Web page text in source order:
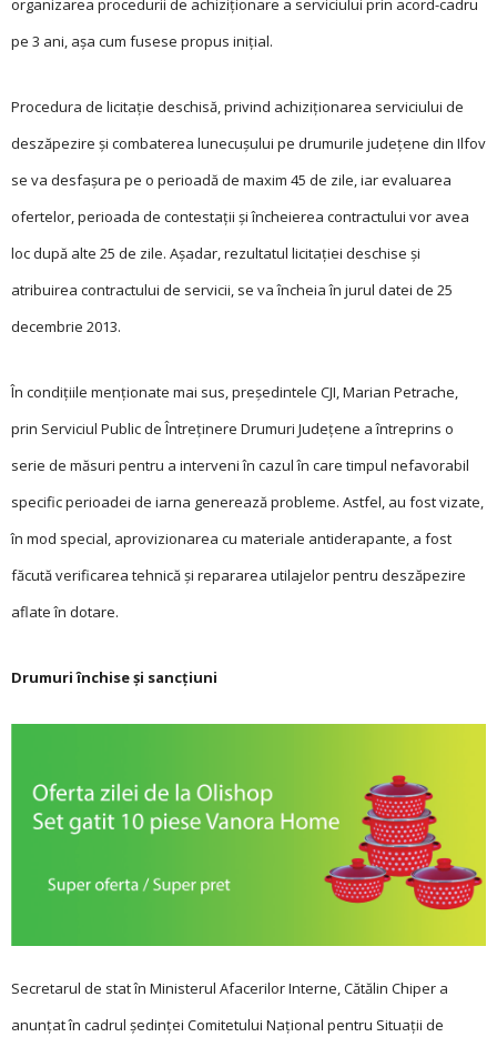
organizarea procedurii de achiziționare a serviciului prin acord-cadru
pe 3 ani, așa cum fusese propus inițial.
Procedura de licita­ție deschisă, privind achi­ziționarea serviciului de
deszăpezire și combaterea lunecușului pe drumurile județene din Ilfov
se va desfașura pe o perioadă de maxim 45 de zile, iar evaluarea
ofertelor, perioada de contestații și încheierea contractului vor avea
loc după alte 25 de zile. Așadar, rezultatul licitației deschise și
atribuirea contractului de servicii, se va încheia în jurul datei de 25
decembrie 2013.
În condițiile mențio­nate mai sus, președintele CJI, Marian Petrache,
prin Serviciul Public de Întreținere Drumuri Ju­dețene a întreprins o
serie de măsuri pentru a interveni în cazul în care timpul nefavorabil
specific perioadei de iarna generează probleme. Astfel, au fost vizate,
în mod special, aprovizionarea cu materiale antiderapante, a fost
făcută verificarea tehnică și repararea utilajelor pentru deszăpezire
aflate în dotare.
Drumuri închise și sancțiuni
Secretarul de stat în Ministerul Afacerilor Interne, Cătălin Chiper a
anunțat în cadrul şedinţei Comitetului Naţional pentru Situaţii de